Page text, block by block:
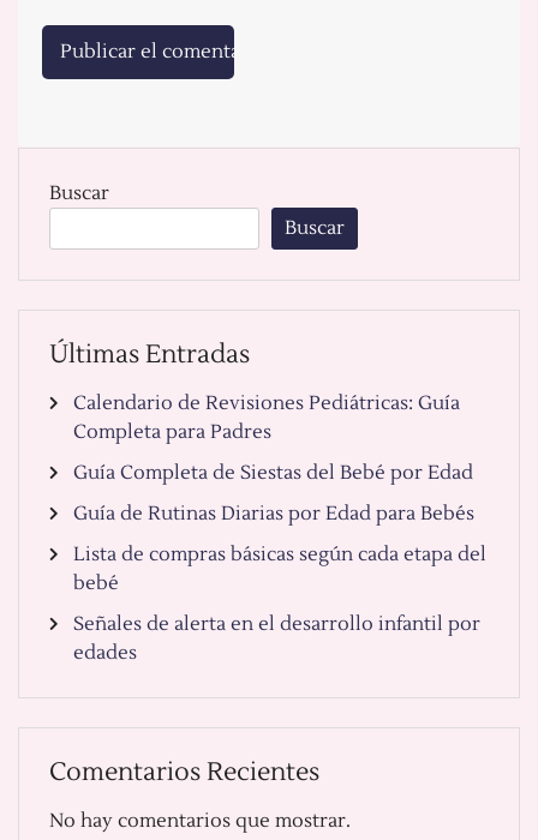
Buscar
Buscar
Últimas Entradas
Calendario de Revisiones Pediátricas: Guía
Completa para Padres
Guía Completa de Siestas del Bebé por Edad
Guía de Rutinas Diarias por Edad para Bebés
Lista de compras básicas según cada etapa del
bebé
Señales de alerta en el desarrollo infantil por
edades
Comentarios Recientes
No hay comentarios que mostrar.